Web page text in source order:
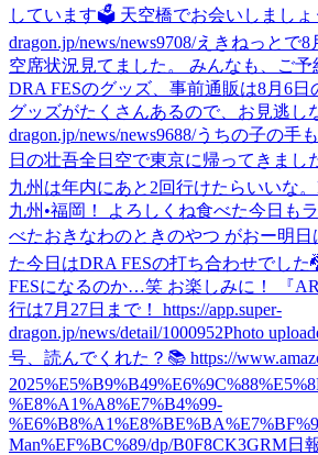
しています🗳️ 天空橋でお会いしましょ
dragon.jp/news/news9708/えきねっとで
空席状況見てました。 みんなも、ご予
DRA FESのグッズ、事前通販は8月6日
グッズがたくさんあるので、お見逃し
dragon.jp/news/news9688/うちの子の手
日の壮吾全日空で東京に帰ってきまし
九州は年内にあと2回行けたらいいな。
九州•福岡！ よろしくね食べた今日も
べたおきなわのときのやつ がおー明日
た今日はDRA FESの打ち合わせでした
FESになるのか…笑 お楽しみに！ 『
行は7月27日まで！ https://app.super-
dragon.jp/news/detail/1000952Photo
号、読んでくれた？📚 https://
%E8%A1%A8%E7%B4%99-
Man%EF%BC%89/dp/B0F8CK3GRM日